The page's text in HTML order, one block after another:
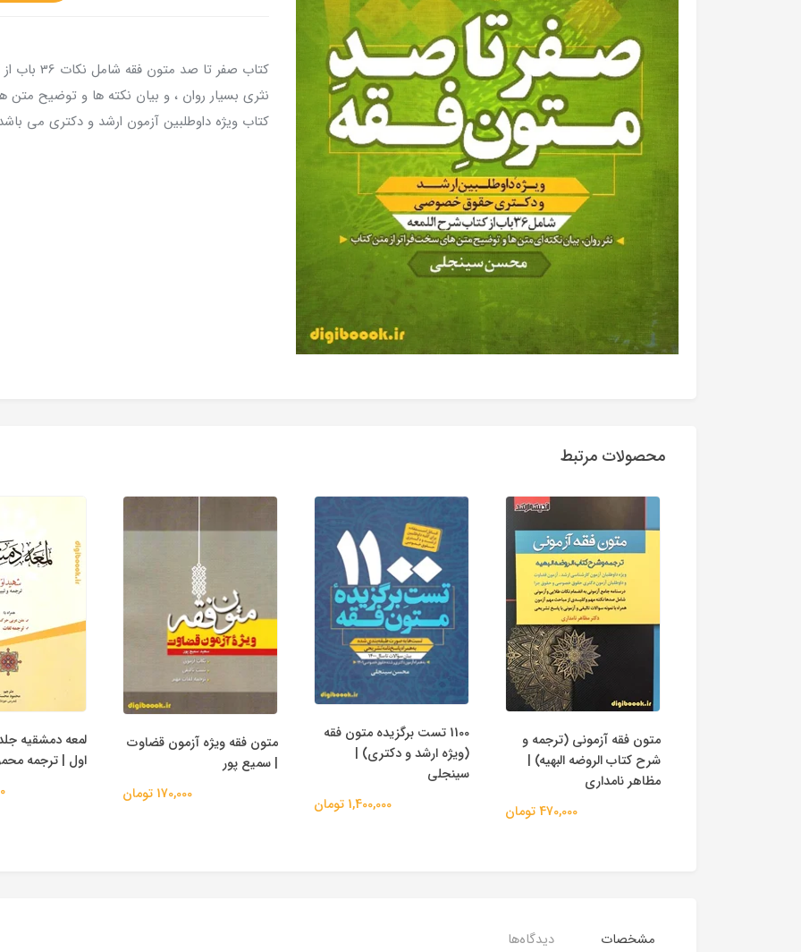
کتاب صفر
نثری بسیار روان ، و بیان نکته ها و توضیح
کتاب ویژه داوطلبین آزمون ارشد و دکتری می
محصولات مرتبط
متون فقه آزمونی (ترجمه و
شرح کتاب الروضه البهیه) |
مظاهر نامداری
470,000 تومان
1100 تست برگزیده متون فقه
(ویژه ارشد و دکتری) |
سینجلی
1,400,000 تومان
متون فقه ویژه آزمون قضاوت
| سمیع پور
170,000 تومان
لمعه دمشقیه
اول | ترجمه
مشخصات دیدگاه‌ها